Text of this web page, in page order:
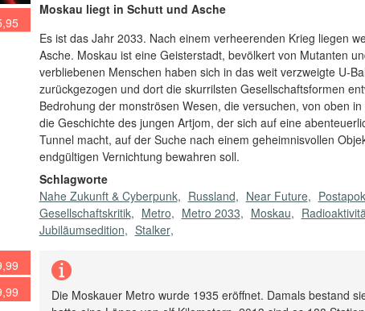
Moskau liegt in Schutt und Asche
Es ist das Jahr 2033. Nach einem verheerenden Krieg liegen
Asche. Moskau ist eine Geisterstadt, bevölkert von Mutanten
verbliebenen Menschen haben sich in das weit verzweigte U-
zurückgezogen und dort die skurrilsten Gesellschaftsformen
Bedrohung der monströsen Wesen, die versuchen, von oben
die Geschichte des jungen Artjom, der sich auf eine
Tunnel macht, auf der Suche nach einem geheimnisvollen
endgültigen Vernichtung bewahren soll.
Schlagworte
Nahe Zukunft & Cyberpunk
Russland Near Future
Gesellschaftskritik
Metro Metro 2033 Moskau
Jubiläumsedition
Stalker
Die Moskauer Metro wurde 1935 eröffnet. Damals bestand